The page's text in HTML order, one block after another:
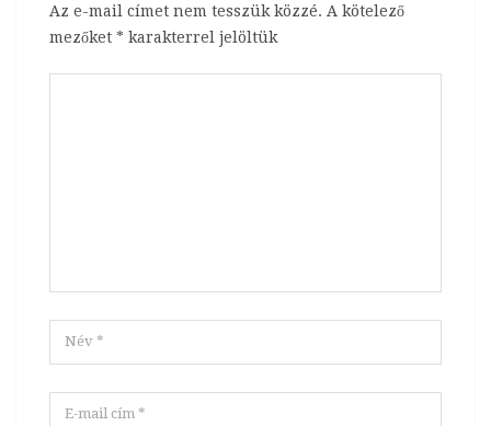
Az e-mail címet nem tesszük közzé. A kötelező
mezőket * karakterrel jelöltük